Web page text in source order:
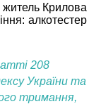
житель Крилова
алкотестер
208
України та
тримання,